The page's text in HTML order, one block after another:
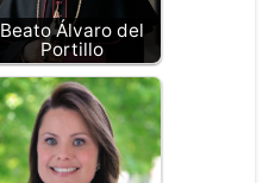
Beato Álvaro del
Portillo